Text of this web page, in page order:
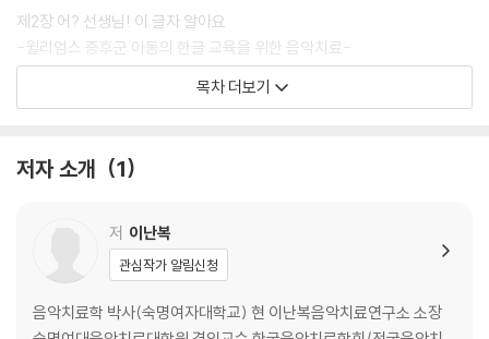
제2장 어? 선생님! 이 글자 알아요
-윌리엄스 증후군 아동의 한글 교육을 위한 음악치료-
제3장 진흙 속의 아름다운 진주를 찾아서
제4장 감각을 통해 만나는 세계
제5장 낯선 세상을 향한 용기
-반응성 애착장애 아동과의 음악치료-
목차 더보기
저자 소개 1
저 이난복
관심작가 알림신청
음악치료학 박사(숙명여자대학교) 현 이난복음악치료연구소 소장